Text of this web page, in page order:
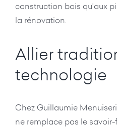
construction bois qu’aux
la rénovation.
Allier
technologie
Chez Guillaumie
ne remplace pas le savoir-